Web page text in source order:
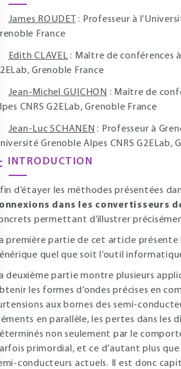
James ROUDET
: Professeur à
France
Edith CLAVEL : Maître de conférences
Grenoble France
Jean-Michel GUICHON : Maître de
CNRS G2ELab, Grenoble France
Jean-Luc SCHANEN : Professeur à
Grenoble Alpes CNRS G2ELab,
INTRODUCTION
d’étayer les méthodes présentées
dans les convertisseurs
permettant d’illustrer
première partie de cet article
quel que soit l’outil
deuxième partie montre plusieurs
les formes d’ondes précises en
aux bornes des semi-
en parallèle, les pertes dans les
non seulement par le
primordial, et ce d’autant plus
conducteurs actuels. Il est donc